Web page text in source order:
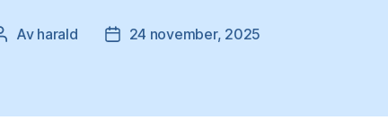
Av harald Inläggsdatum
24 november, 2025